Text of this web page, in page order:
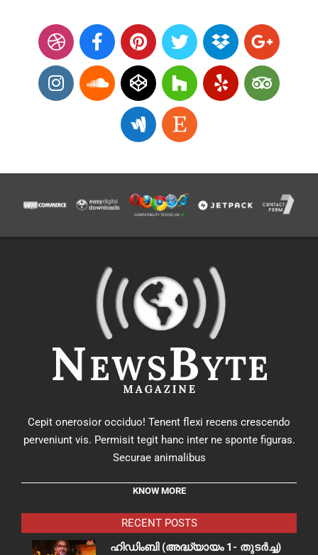
Cepit onerosior occiduo! Tenent flexi recens crescendo
perveniunt vis. Permisit tegit hanc inter ne sponte figuras.
Securae animalibus
KNOW MORE
RECENT POSTS
ഹിഡിംബി (അദ്ധ്യായം 1- തുടർച്ച)